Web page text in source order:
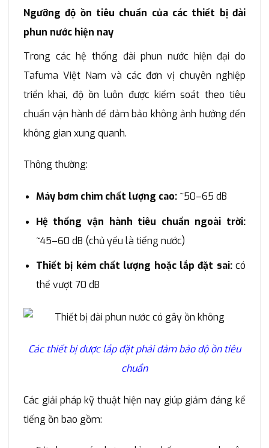
Ngưỡng độ ồn tiêu chuẩn của các thiết bị đài
phun nước hiện nay
Trong các hệ thống đài phun nước hiện đại do
Tafuma Việt Nam và các đơn vị chuyên nghiệp
triển khai, độ ồn luôn được kiểm soát theo tiêu
chuẩn vận hành để đảm bảo không ảnh hưởng đến
không gian xung quanh.
Thông thường:
Máy bơm chìm chất lượng cao:~50–65 dB
Hệ thống vận hành tiêu chuẩn ngoài trời:
~45–60 dB (chủ yếu là tiếng nước)
Thiết bị kém chất lượng hoặc lắp đặt sai:có
thể vượt 70 dB
Các thiết bị được lắp đặt phải đảm bảo độ ồn tiêu
chuẩn
Các giải pháp kỹ thuật hiện nay giúp giảm đáng kể
tiếng ồn bao gồm: